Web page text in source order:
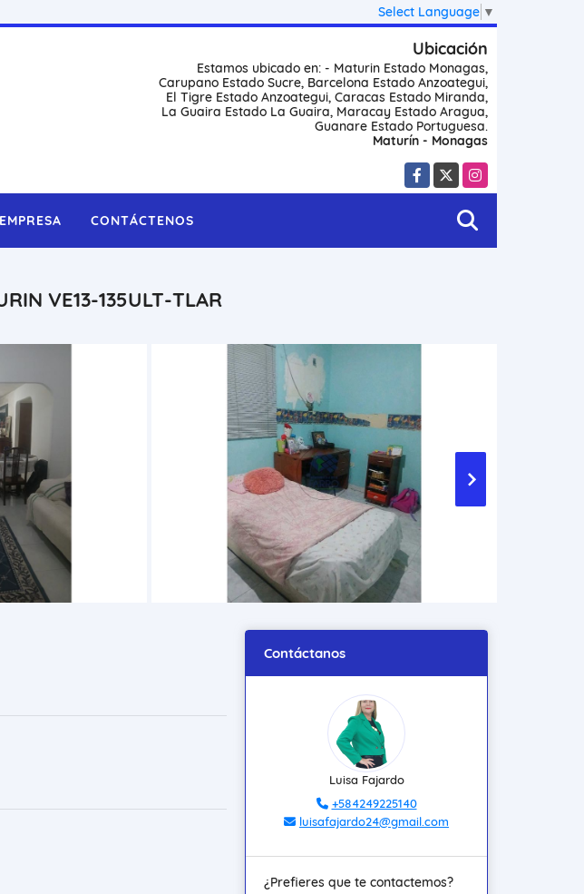
Select Language ▼
Ubicación
Estamos ubicado en: - Maturin Estado Monagas,
Carupano Estado Sucre, Barcelona Estado Anzoategui,
El Tigre Estado Anzoategui, Caracas Estado Miranda,
La Guaira Estado La Guaira, Maracay Estado Aragua,
Guanare Estado Portuguesa.
Maturín - Monagas
Facebook
X Instagram
CONTÁCTENOS
VE13-135ULT-TLAR
Contáctanos
Luisa Fajardo
+584249225140
luisafajardo24@gmail.com
¿Prefieres que te contactemos?